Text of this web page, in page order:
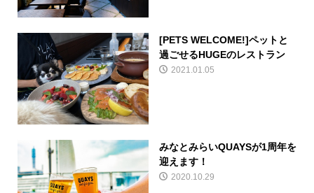
[PETS WELCOME!]ペットと
過ごせるHUGEのレストラン
2021.01.05
みなとみらいQUAYSが1周年を
迎えます！
2020.10.29